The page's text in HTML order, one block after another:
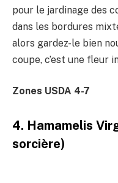
pour le jardinage des
dans les bordures
alors gardez-le bien
coupe, c’est une fleur
Zones USDA 4-7
4. Hamamelis
sorcière)